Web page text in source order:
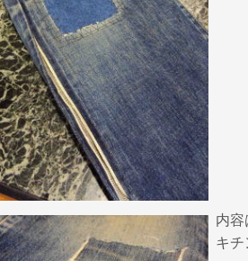
内
キ